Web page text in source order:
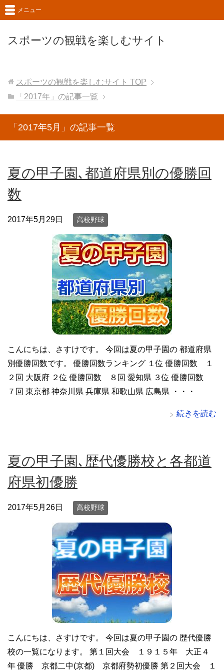
スポーツの観戦を楽しむサイト
メニュー
スポーツの観戦を楽しむサイト TOP
「2017年」の記事一覧
「2017年5月」の記事一覧
夏の甲子園､都道府県別の優勝回
数
2017年5月29日 高校野球
こんにちは、さすけです。 今回は夏の甲子園の 都道府県
別優勝回数です。 優勝回数ランキング １位 優勝回数 １
２回 大阪府 ２位 優勝回数 ８回 愛知県 ３位 優勝回数
７回 東京都 神奈川県 兵庫県 和歌山県 広島県 ・・・
続きを読む
夏の甲子園､歴代優勝校と各都道
府県初優勝
2017年5月26日 高校野球
こんにちは、さすけです。 今回は夏の甲子園の 歴代優勝
校の一覧になります。 第１回大会 １９１５年 大正４
年 優勝 京都二中(京都) 京都府勢初優勝 第２回大会 １